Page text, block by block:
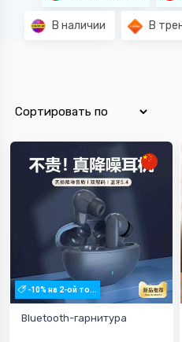
В наличии В
-10% на 2-ой то...
Bluetooth-гарнитура